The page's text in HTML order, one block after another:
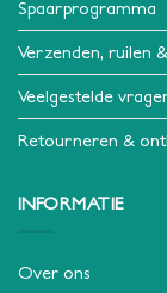
Spaarprogramma
Verzenden, ruilen
Veelgestelde
Retourneren &
INFORMATIE
Over ons